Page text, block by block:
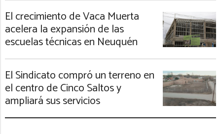
El crecimiento de Vaca Muerta
acelera la expansión de las
escuelas técnicas en Neuquén
El Sindicato compró un terreno en
el centro de Cinco Saltos y
ampliará sus servicios